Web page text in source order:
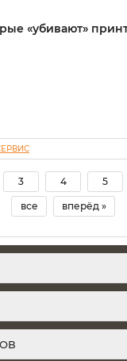
«убивают»
3 4 5
все вперёд »